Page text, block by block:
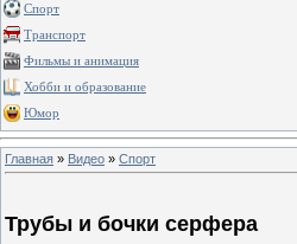
Спорт
Транспорт
Фильмы и анимация
Хобби и образование
Юмор
Главная » Видео » Спорт
Трубы и бочки серфера